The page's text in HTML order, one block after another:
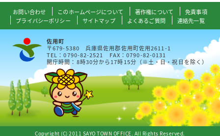
お問い合わせ このホームページについて 著作権について
免責事項
プライバシーポリシー
サイトマップ よくあるご質問 連絡先一覧
佐用町
〒679-5380 兵庫県佐用郡佐用町佐用2611-1
TEL：0790-82-2521 FAX：0790-82-0131
開庁時間：8時30分から17時15分（※土・日・祝日を除く）
Copyright (C) 2011 SAYO TOWN OFFICE. All Rights Reserved.